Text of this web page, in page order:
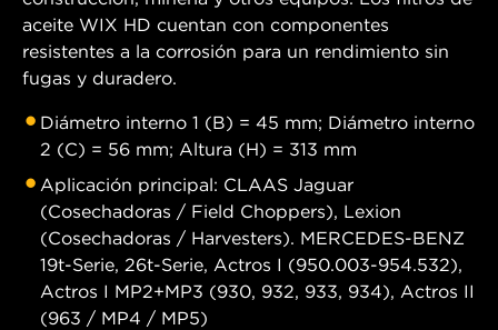
aceite WIX HD cuentan con componentes
resistentes a la corrosión para un rendimiento sin
fugas y duradero.
Diámetro interno 1 (B) = 45 mm; Diámetro interno
2 (C) = 56 mm; Altura (H) = 313 mm
Aplicación principal: CLAAS Jaguar
(Cosechadoras / Field Choppers), Lexion
(Cosechadoras / Harvesters). MERCEDES-BENZ
19t-Serie, 26t-Serie, Actros I (950.003-954.532),
Actros I MP2+MP3 (930, 932, 933, 934), Actros II
(963 / MP4 / MP5)